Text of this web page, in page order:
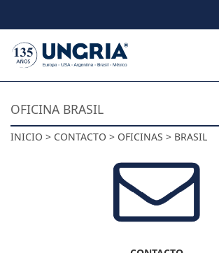
OFICINA BRASIL
INICIO > CONTACTO > OFICINAS > BRASIL